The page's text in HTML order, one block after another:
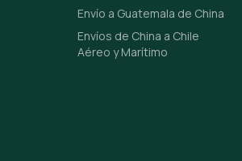
Envío a Guatemala de China
Envíos de China a Chile
Aéreo y Marítimo